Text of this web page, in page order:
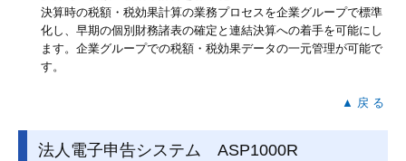
決算時の税額・税効果計算の業務プロセスを企業グループで標準
化し、早期の個別財務諸表の確定と連結決算への着手を可能にし
ます。企業グループでの税額・税効果データの一元管理が可能で
す。
▲ 戻 る
法人電子申告システム ASP1000R